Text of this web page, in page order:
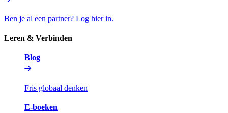
Ben je al een partner? Log hier in.​​
Leren & Verbinden​​
Blog​​
Fris globaal denken​​
E-boeken​​